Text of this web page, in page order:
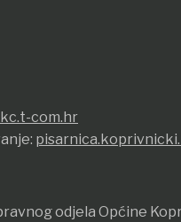
com.hr
odjela Općine